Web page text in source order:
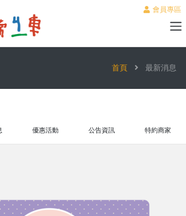
會員專區
首頁 最新消息
優惠活動 公告資訊 特約商家